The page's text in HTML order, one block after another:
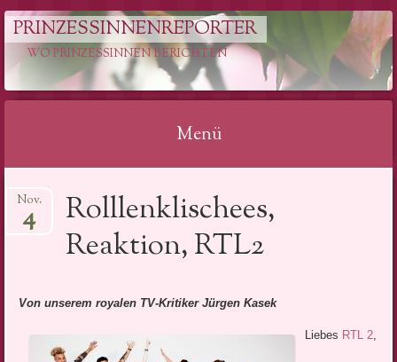
PRINZESSINNENREPORTER
WO PRINZESSINNEN BERICHTEN
Menü
zum
Inhalt
Rolllenklischees,
Reaktion, RTL2
Nov.
4
Von unserem royalen TV-Kritiker Jürgen Kasek
Liebes RTL 2,